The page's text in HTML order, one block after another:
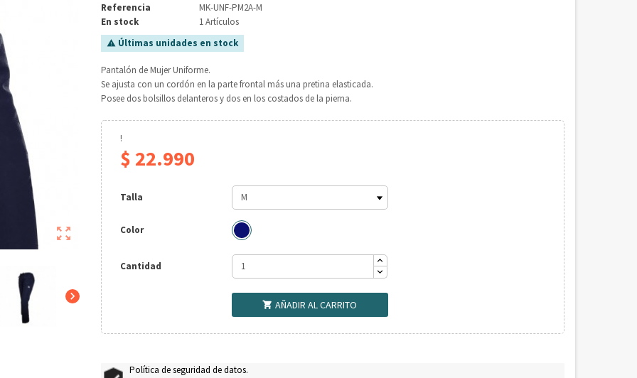


Referencia
MK-UNF-PM2A-M
En stock
1 Artículos
 Últimas unidades en stock
Pantalón de Mujer Uniforme.
Se ajusta con un cordón en la parte frontal más una pretina elasticada.
Posee dos bolsillos delanteros y dos en los costados de la pierna.
!
$ 22.990
Talla
Color
Cantidad
 AÑADIR AL CARRITO
Política de seguridad de datos.